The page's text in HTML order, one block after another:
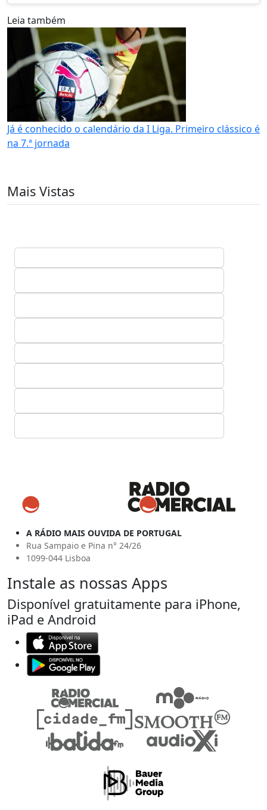
Leia também
Já é conhecido o calendário da I Liga. Primeiro clássico é
na 7.ª jornada
Mais Vistas
A RÁDIO MAIS OUVIDA DE PORTUGAL
Rua Sampaio e Pina n° 24/26
1099-044 Lisboa
Instale as nossas Apps
Disponível gratuitamente para iPhone,
iPad e Android